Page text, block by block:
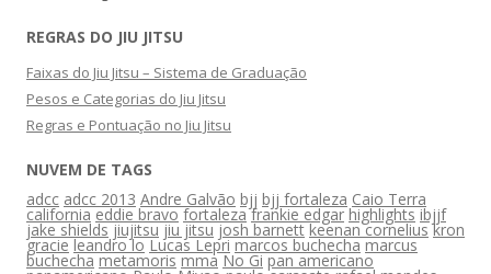
REGRAS DO JIU JITSU
Faixas do Jiu Jitsu – Sistema de Graduação
Pesos e Categorias do Jiu Jitsu
Regras e Pontuação no Jiu Jitsu
NUVEM DE TAGS
adcc adcc 2013 Andre Galvão bjj bjj fortaleza Caio Terra
california eddie bravo fortaleza frankie edgar highlights ibjjf
jake shields jiujitsu jiu jitsu josh barnett keenan cornelius kron
gracie leandro lo Lucas Lepri marcos buchecha marcus
buchecha metamoris mma No Gi pan americano